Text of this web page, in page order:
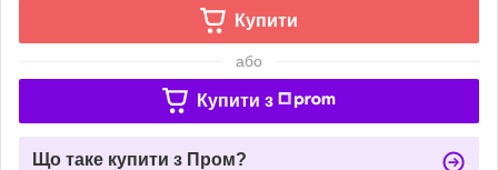
Купити
або
Купити з
Що таке купити з Пром?